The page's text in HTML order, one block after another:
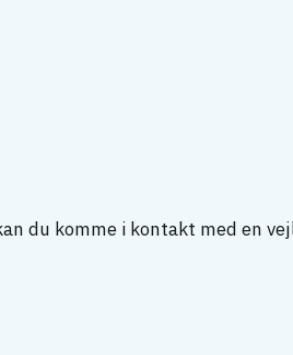
du komme i kontakt med en